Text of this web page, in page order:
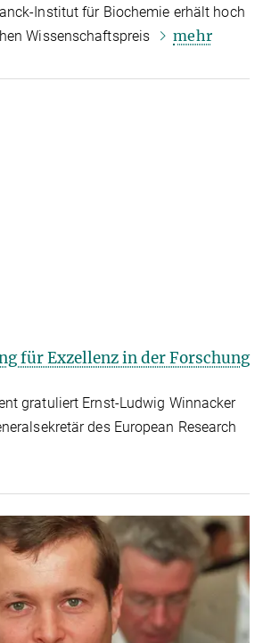
Institut für Biochemie erhält hoch
Wissenschaftspreis
mehr
für Exzellenz in der Forschung
gratuliert Ernst-Ludwig Winnacker
des European Research